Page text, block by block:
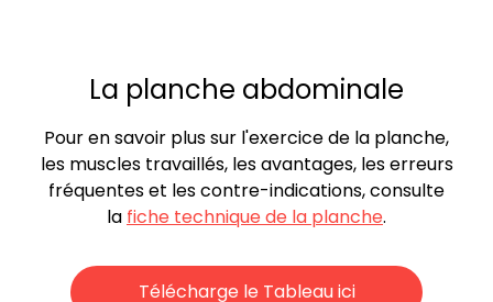
La planche abdominale
Pour en savoir plus sur l'exercice de la planche,
les muscles travaillés, les avantages, les erreurs
fréquentes et les contre-indications, consulte
la fiche technique de la planche.
Télécharge le Tableau ici